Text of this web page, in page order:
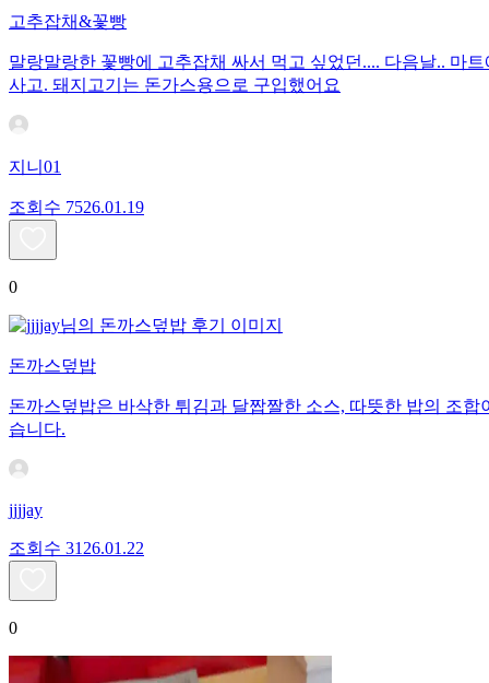
고추잡채&꽃빵
말랑말랑한 꽃빵에 고추잡채 싸서 먹고 싶었던.... 다음날.. 마
사고. 돼지고기는 돈가스용으로 구입했어요
지니01
조회수 7526.01.19
0
돈까스덮밥
돈까스덮밥은 바삭한 튀김과 달짭짤한 소스, 따뜻한 밥의 조
습니다.
jjjjay
조회수 31 26.01.22
0